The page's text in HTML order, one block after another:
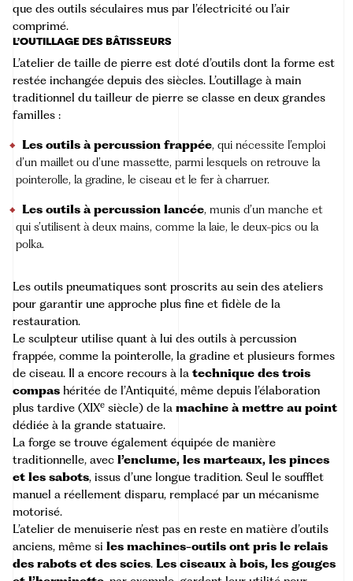
que des outils séculaires mus par l’électricité ou l’air
comprimé.
L’OUTILLAGE DES BÂTISSEURS
L’atelier de taille de pierre est doté d’outils dont la forme est
restée inchangée depuis des siècles. L’outillage à main
traditionnel du tailleur de pierre se classe en deux grandes
familles :
Les outils à percussion frappée, qui nécessite l’emploi
d’un maillet ou d’une massette, parmi lesquels on retrouve la
pointerolle, la gradine, le ciseau et le fer à charruer.
Les outils à percussion lancée, munis d’un manche et
qui s’utilisent à deux mains, comme la laie, le deux-pics ou la
polka.
Les outils pneumatiques sont proscrits au sein des ateliers
pour garantir une approche plus fine et fidèle de la
restauration.
Le sculpteur utilise quant à lui des outils à percussion
frappée, comme la pointerolle, la gradine et plusieurs formes
de ciseau. Il a encore recours à la technique des trois
compas héritée de l’Antiquité, même depuis l’élaboration
plus tardive (XIXe siècle) de la machine à mettre au point
dédiée à la grande statuaire.
La forge se trouve également équipée de manière
traditionnelle, avec l’enclume, les marteaux, les pinces
et les sabots, issus d’une longue tradition. Seul le soufflet
manuel a réellement disparu, remplacé par un mécanisme
motorisé.
L’atelier de menuiserie n’est pas en reste en matière d’outils
anciens, même si les machines-outils ont pris le relais
des rabots et des scies. Les ciseaux à bois, les gouges